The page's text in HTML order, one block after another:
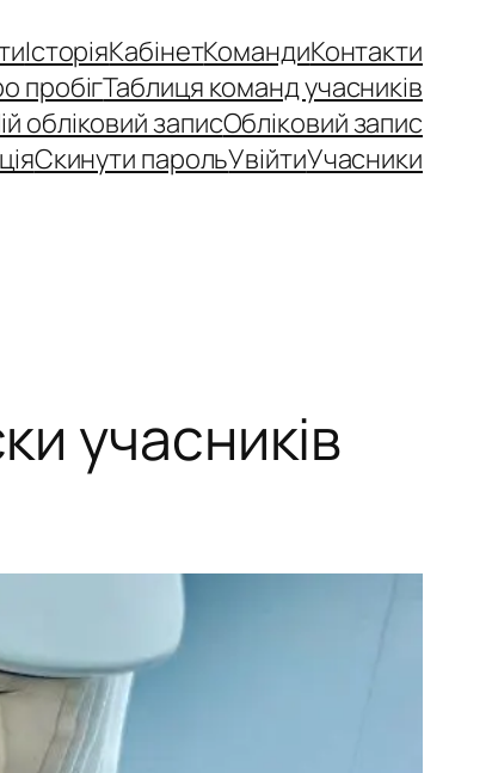
ІсторіяКабінетКомандиКонтакти
пробігТаблиця команд учасників
обліковий записОбліковий запис
Скинути парольУвійтиУчасники
учасників